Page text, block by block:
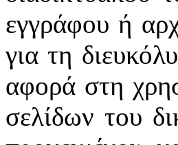
εγγράφου ή
για τη
αφορά στη
σελίδων του